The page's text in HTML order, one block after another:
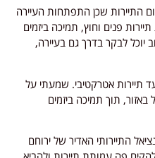
התיירות שכן התפתחות העיירה
פנים וחוץ, תמיכה ביזמים
יוכל לבקר בדרך גם בעיירה,
תיירות אטרקטיבי. שמעתי על
תוך תמיכה ביזמים
התיירותי האדיר של ירוחם